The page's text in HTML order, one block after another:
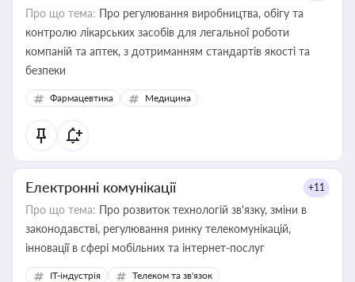
Про що тема: Про регулювання виробництва, обігу та
контролю лікарських засобів для легальної роботи
компаній та аптек, з дотриманням стандартів якості та
безпеки
Фармацевтика Медицина
Електронні комунікації +11
Про що тема: Про розвиток технологій зв'язку, зміни в
законодавстві, регулювання ринку телекомунікацій,
інновації в сфері мобільних та інтернет-послуг
IT-індустрія Телеком та зв'язок